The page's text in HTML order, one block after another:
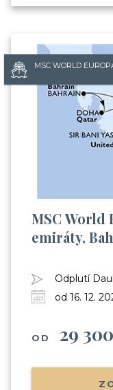
MSC WORLD
MSC World
emiráty,
Odplutí
od 16. 12.
OD 29